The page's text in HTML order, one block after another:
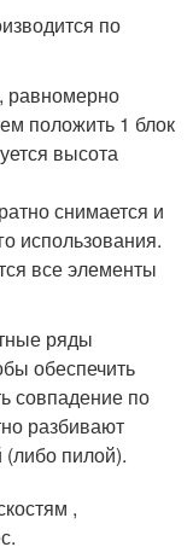
по
равномерно
положить 1 блок
высота
снимается и
использования.
все элементы
ряды
обеспечить
совпадение по
разбивают
пилой).
,